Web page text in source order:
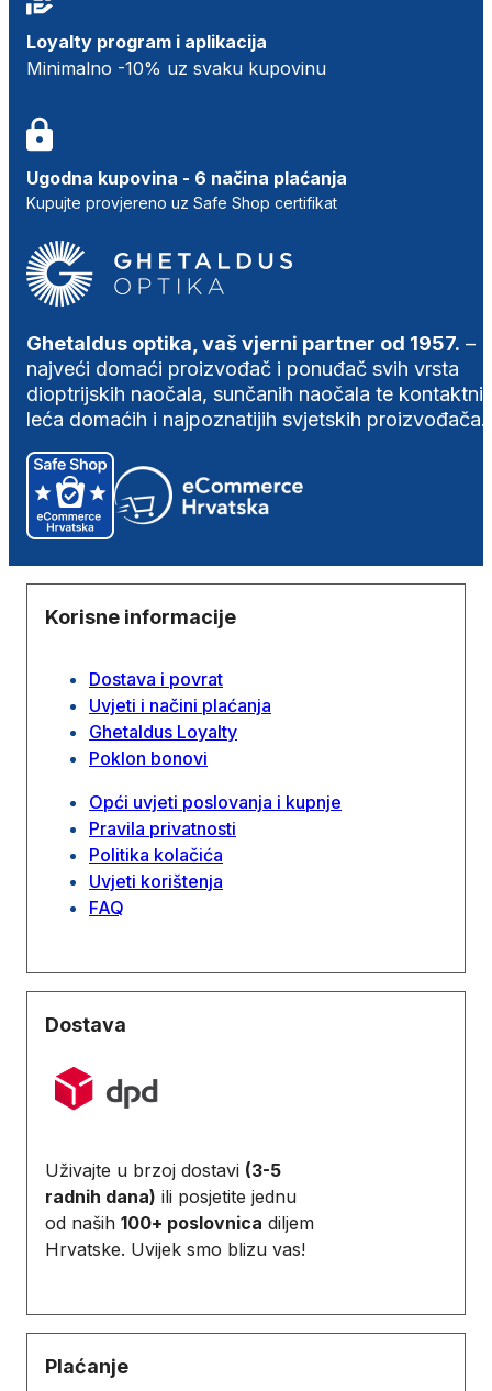
Loyalty program i aplikacija
Minimalno -10% uz svaku kupovinu
Ugodna kupovina - 6 načina plaćanja
Kupujte provjereno uz Safe Shop certifikat
Ghetaldus optika, vaš vjerni partner od 1957. –
najveći domaći proizvođač i ponuđač svih vrsta
dioptrijskih naočala, sunčanih naočala te
leća domaćih i najpoznatijih svjetskih proizvođača.
Korisne informacije
Dostava i povrat
Uvjeti i načini plaćanja
Ghetaldus Loyalty
Poklon bonovi
Opći uvjeti poslovanja i kupnje
Pravila privatnosti
Politika kolačića
Uvjeti korištenja
FAQ
Dostava
Uživajte u brzoj dostavi (3-5
radnih dana) ili posjetite jednu
od naših 100+ poslovnica diljem
Hrvatske. Uvijek smo blizu vas!
Plaćanje